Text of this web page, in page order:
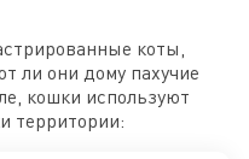
коты,
ли они дому пахучие
кошки используют
территории: